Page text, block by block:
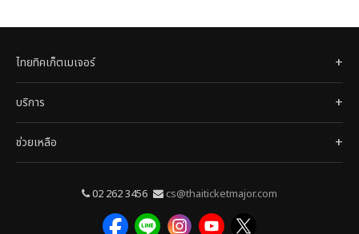
ไทยทิคเก็ตเมเจอร์
บริการ
ช่วยเหลือ
02 262 3456 cs@thaiticketmajor.com